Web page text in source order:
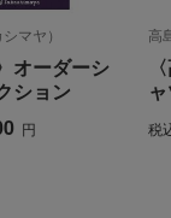
マヤ）
オーダーシ
ション
円
高
税